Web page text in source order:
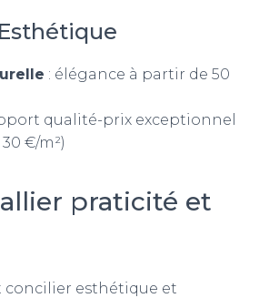
: élégance à partir de 50
qualité-prix exceptionnel
€/m²)
praticité et
concilier esthétique et